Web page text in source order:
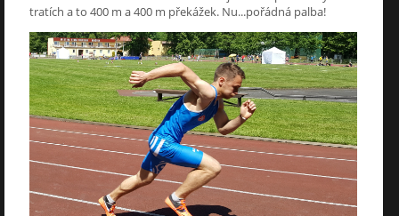
tratích a to 400 m a 400 m překážek. Nu...pořádná palba!